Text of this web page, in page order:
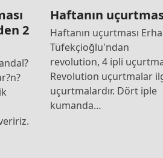
2
Haftanın
Haftanın uçurtması
Tüfekçioğlu'ndan
revolution, 4 ipli
Revolution uçurtmalar
uçurtmalardır. Dört iple
kumanda…